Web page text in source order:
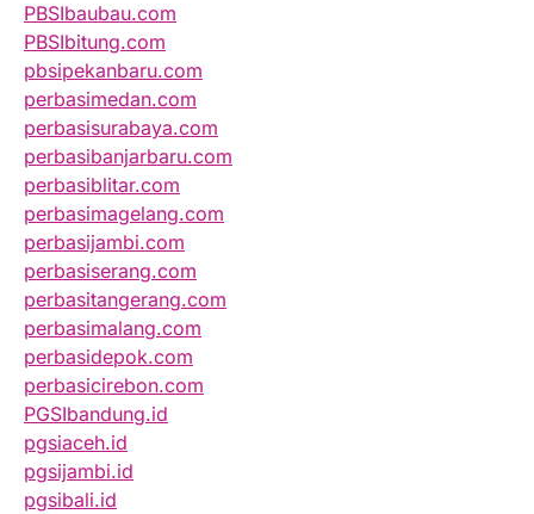
PBSIbaubau.com
PBSIbitung.com
pbsipekanbaru.com
perbasimedan.com
perbasisurabaya.com
perbasibanjarbaru.com
perbasiblitar.com
perbasimagelang.com
perbasijambi.com
perbasiserang.com
perbasitangerang.com
perbasimalang.com
perbasidepok.com
perbasicirebon.com
PGSIbandung.id
pgsiaceh.id
pgsijambi.id
pgsibali.id